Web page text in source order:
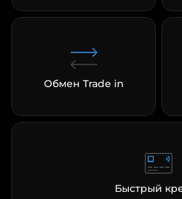
Обмен Trade in
Быстрый